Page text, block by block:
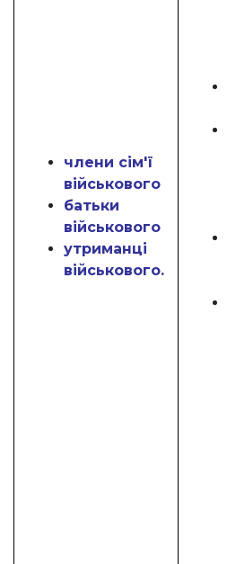
члени сім'ї
військового
батьки
військового
утриманці
військового.